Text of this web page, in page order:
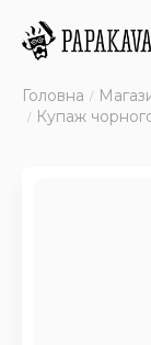
Головна
Купаж